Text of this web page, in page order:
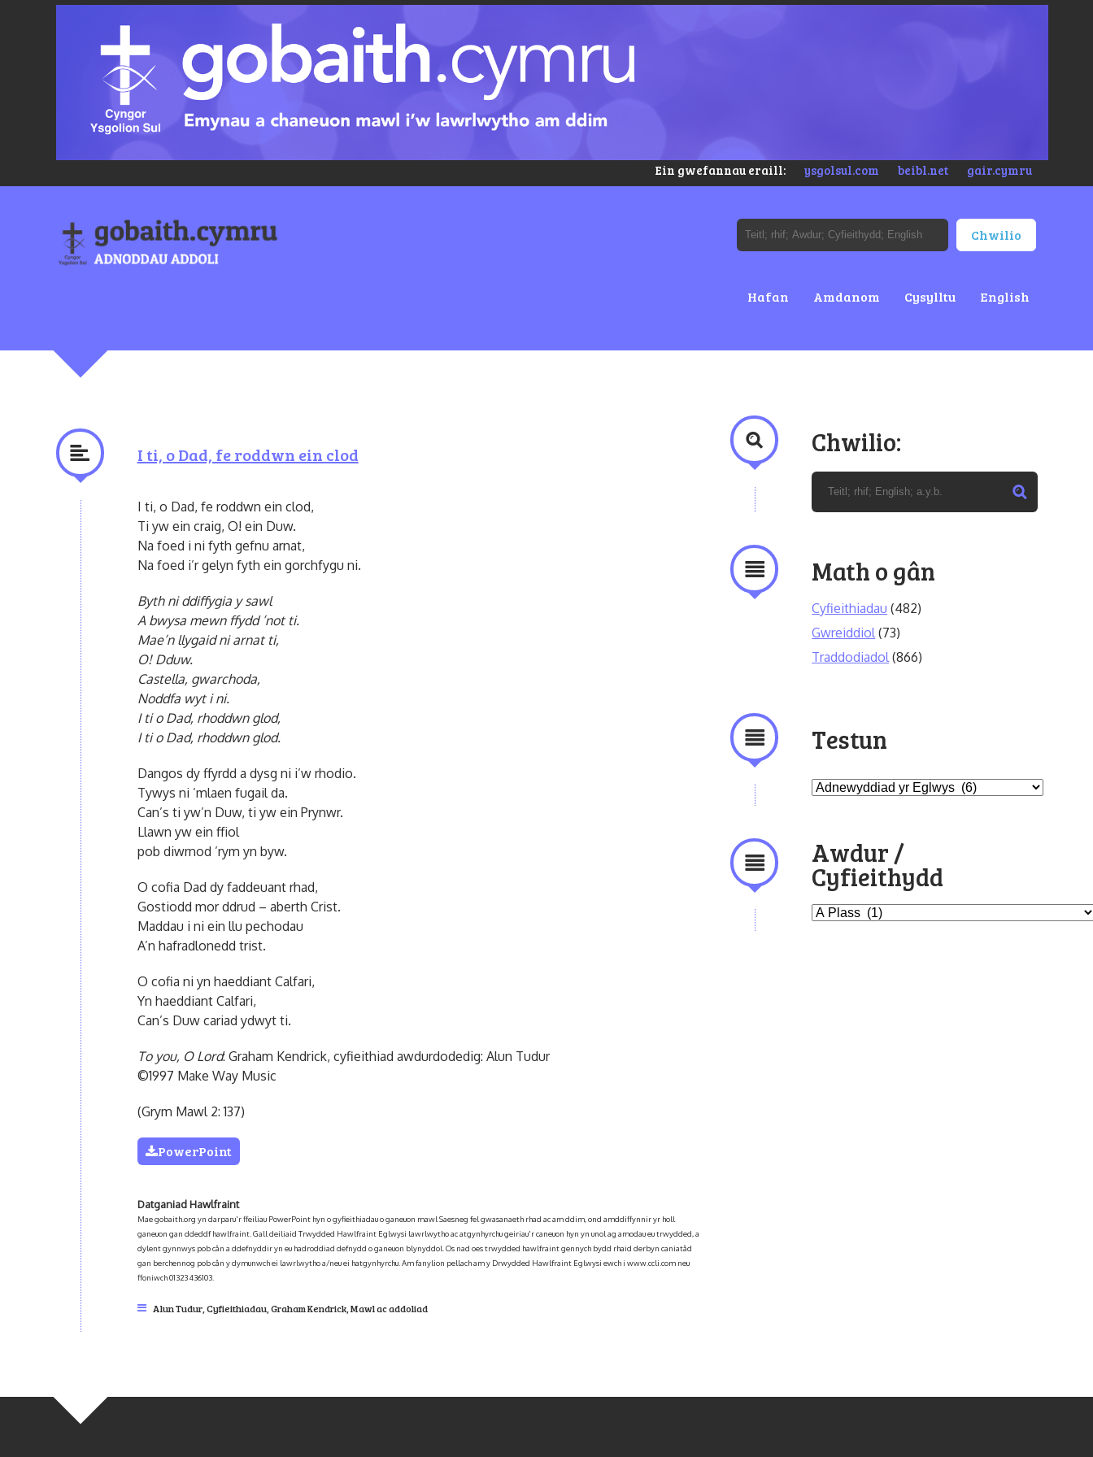
Ein gwefannau eraill: ysgolsul.com beibl.net gair.cymru
Hafan Amdanom Cysylltu English
I ti, o Dad, fe roddwn ein clod
I ti, o Dad, fe roddwn ein clod,
Ti yw ein craig, O! ein Duw.
Na foed i ni fyth gefnu arnat,
Na foed i’r gelyn fyth ein gorchfygu ni.
Byth ni ddiffygia y sawl
A bwysa mewn ffydd ’not ti.
Mae’n llygaid ni arnat ti,
O! Dduw.
Castella, gwarchoda,
Noddfa wyt i ni.
I ti o Dad, rhoddwn glod,
I ti o Dad, rhoddwn glod.
Dangos dy ffyrdd a dysg ni i’w rhodio.
Tywys ni ’mlaen fugail da.
Can’s ti yw’n Duw, ti yw ein Prynwr.
Llawn yw ein ffiol
pob diwrnod ’rym yn byw.
O cofia Dad dy faddeuant rhad,
Gostiodd mor ddrud – aberth Crist.
Maddau i ni ein llu pechodau
A’n hafradlonedd trist.
O cofia ni yn haeddiant Calfari,
Yn haeddiant Calfari,
Can’s Duw cariad ydwyt ti.
To you, O Lord: Graham Kendrick, cyfieithiad awdurdodedig: Alun Tudur
©1997 Make Way Music
(Grym Mawl 2: 137)
PowerPoint
Datganiad Hawlfraint
Mae gobaith.org yn darparu'r ffeiliau PowerPoint hyn o gyfieithiadau o ganeuon mawl Saesneg fel gwasanaeth rhad ac am ddim, ond amddiffynnir yr holl
ganeuon gan ddeddf hawlfraint. Gall deiliaid Trwydded Hawlfraint Eglwysi lawrlwytho ac atgynhyrchu geiriau'r caneuon hyn yn unol ag amodau eu trwydded, a
dylent gynnwys pob cân a ddefnyddir yn eu hadroddiad defnydd o ganeuon blynyddol. Os nad oes trwydded hawlfraint gennych bydd rhaid derbyn caniatâd
gan berchennog pob cân y dymunwch ei lawrlwytho a/neu ei hatgynhyrchu. Am fanylion pellach am y Drwydded Hawlfraint Eglwysi ewch i www.ccli.com neu
ffoniwch 01323 436103.
Alun Tudur, Cyfieithiadau, Graham Kendrick, Mawl ac addoliad
Chwilio:
Math o gân
Cyfieithiadau (482)
Gwreiddiol (73)
Traddodiadol (866)
Testun
Awdur /
Cyfieithydd